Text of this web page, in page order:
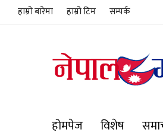
हाम्रो बारेमा हाम्रो टिम सम्पर्क
होमपेज विशेष